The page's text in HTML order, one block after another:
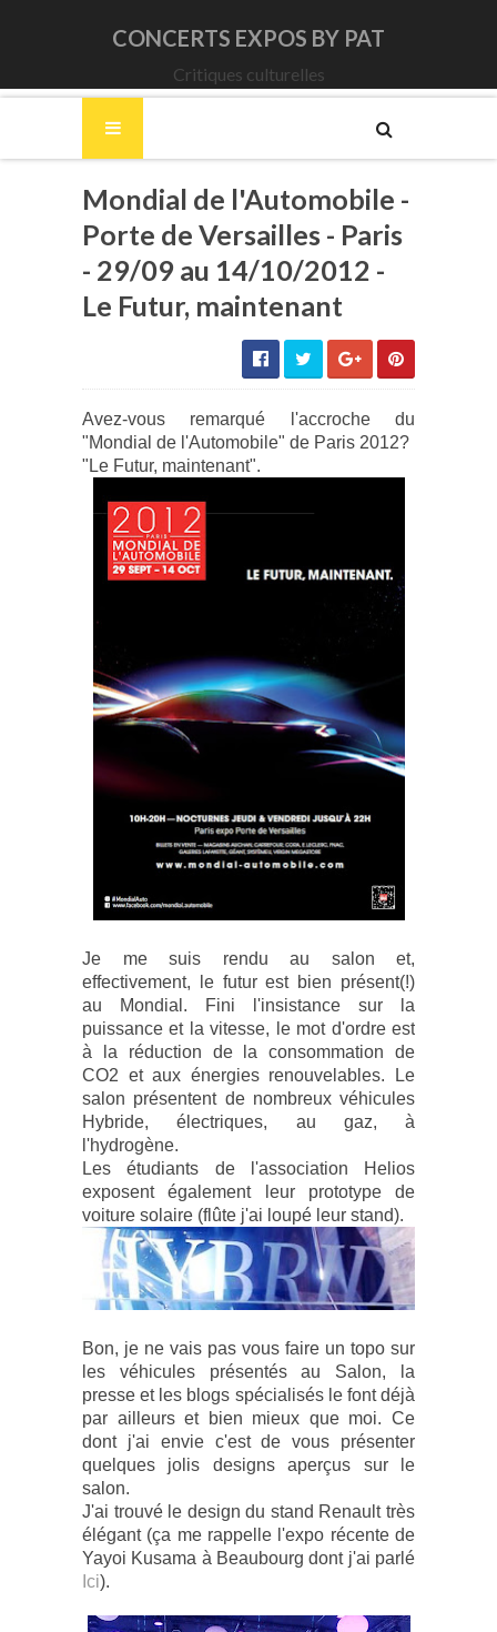
CONCERTS EXPOS BY PAT
Critiques culturelles
Mondial de l'Automobile -
Porte de Versailles - Paris
- 29/09 au 14/10/2012 -
Le Futur, maintenant
Avez-vous remarqué l'accroche du
"Mondial de l'Automobile" de Paris 2012?
"Le Futur, maintenant".
Je me suis rendu au salon et,
effectivement, le futur est bien présent(!)
au Mondial. Fini l'insistance sur la
puissance et la vitesse, le mot d'ordre est
à la réduction de la consommation de
CO2 et aux énergies renouvelables. Le
salon présentent de nombreux véhicules
Hybride, électriques, au gaz, à
l'hydrogène.
Les étudiants de l'association Helios
exposent également leur prototype de
voiture solaire (flûte j'ai loupé leur stand).
Bon, je ne vais pas vous faire un topo sur
les véhicules présentés au Salon, la
presse et les blogs spécialisés le font déjà
par ailleurs et bien mieux que moi. Ce
dont j'ai envie c'est de vous présenter
quelques jolis designs aperçus sur le
salon.
J'ai trouvé le design du stand Renault très
élégant (ça me rappelle l'expo récente de
Yayoi Kusama à Beaubourg dont j'ai parlé
Ici).